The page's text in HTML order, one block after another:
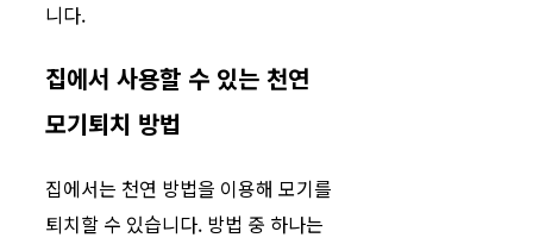
니다.
집에서 사용할 수 있는 천연
모기퇴치 방법
집에서는 천연 방법을 이용해 모기를
퇴치할 수 있습니다. 방법 중 하나는